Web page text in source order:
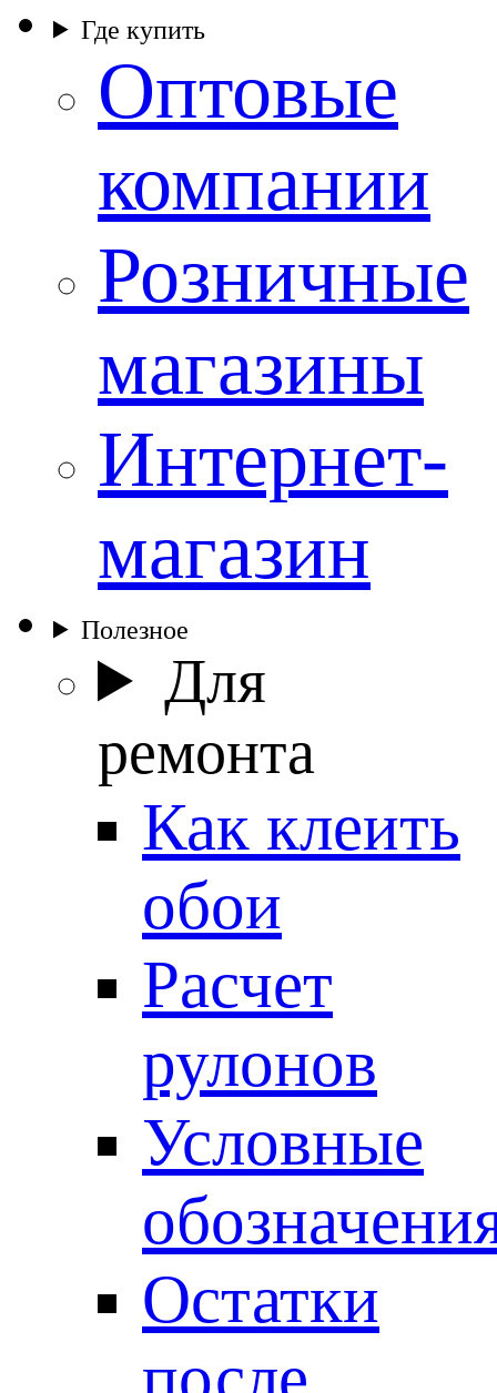
Где купить
Оптовые
компании
Розничные
магазины
Интернет-
магазин
Полезное
Для
ремонта
Как клеить
обои
Расчет
рулонов
Условные
Остатки
после